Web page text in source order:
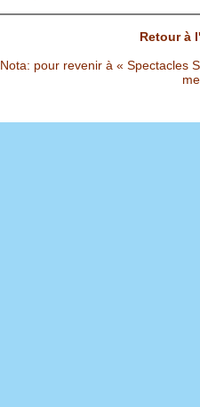
Retour à
Nota: pour revenir à « Spectacles